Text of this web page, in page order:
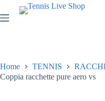
al
contenuto
Home TENNIS
Coppia racchette pure aero vs